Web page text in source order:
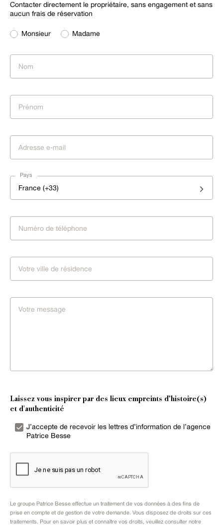
Contacter directement le propriétaire, sans engagement et sans
aucun frais de réservation
Monsieur Madame
Pays
France (+33)
Laissez vous inspirer par des lieux empreints d’histoire(s)
et d'authenticité
J’accepte de recevoir les lettres d’information de l’agence
Patrice Besse
Le groupe Patrice Besse effectue un traitement de vos données à des fins de
prise en compte et de gestion de votre demande. Vous disposez de droits sur ces
traitements. Pour en savoir plus et connaître vos droits, veuillez consulter notre